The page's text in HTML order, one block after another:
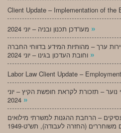
Client Update – Implementation of the
»
ערך – מהותיות המידע בדווחי החברה
»
Labor Law Client Update –
– תזכורת לקראת חופשת הקיץ – יוני
»
– הרחבת ההגנות למשרתי מילואים